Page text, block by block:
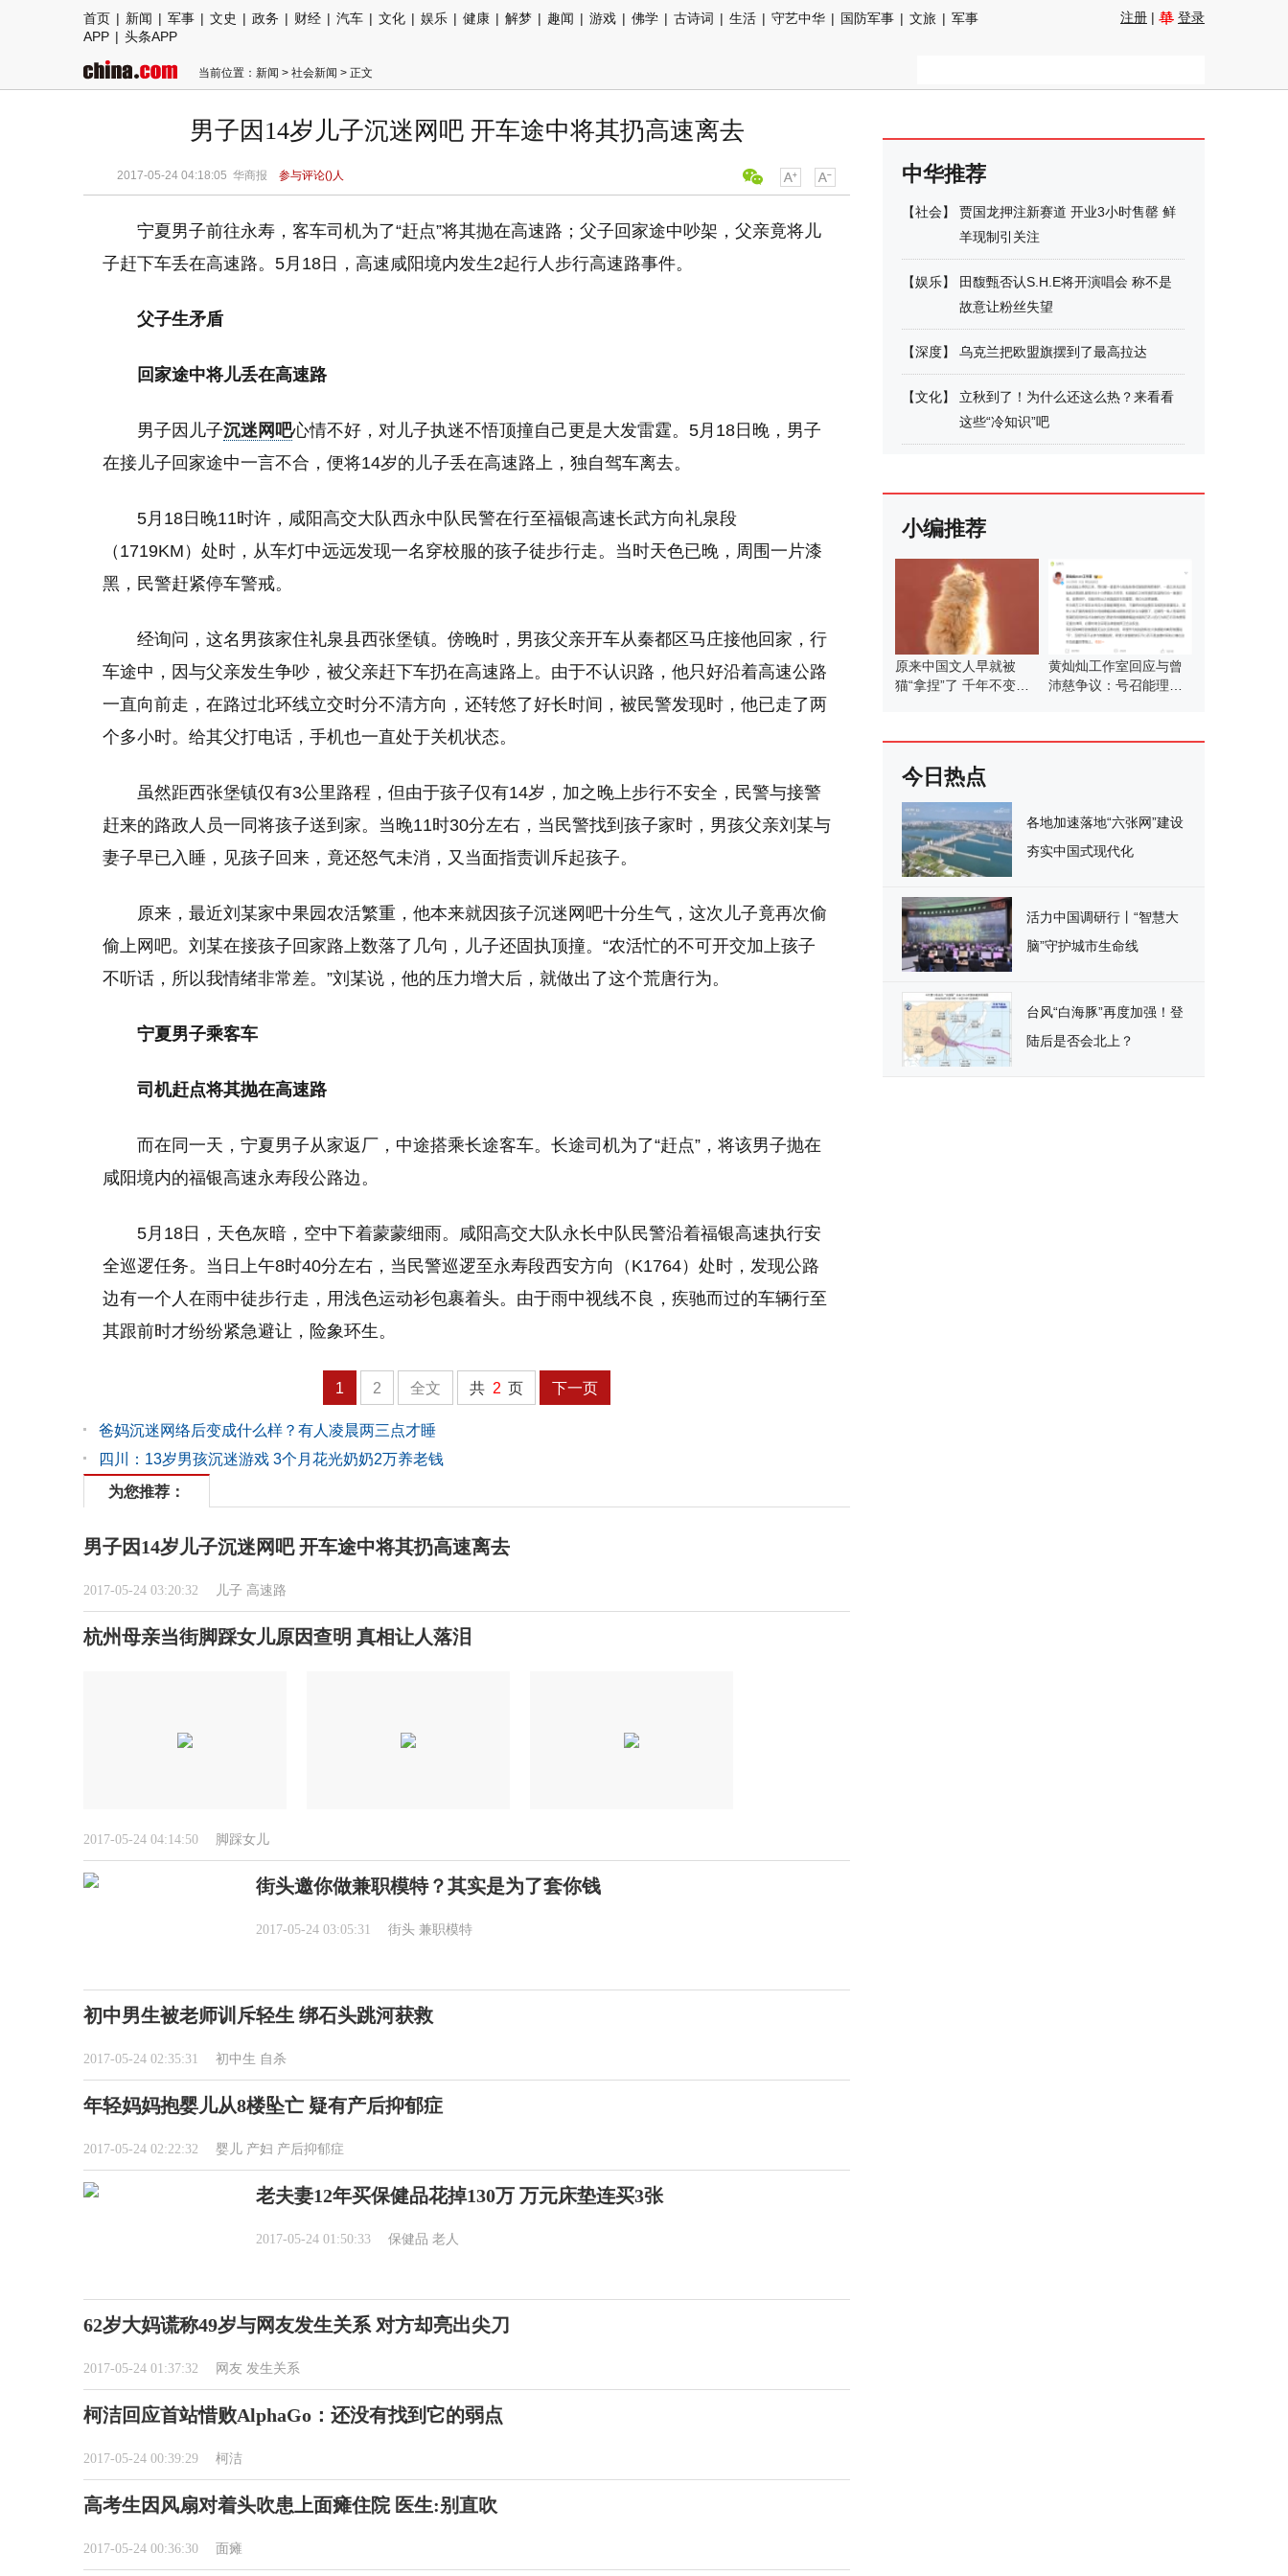
首页 | 新闻 | 军事 | 文史 | 政务 | 财经 | 汽车 | 文化 | 娱乐 | 健康 | 解梦 | 趣闻 | 游戏 | 佛学 | 古诗词 | 生活 | 守艺中华 | 国防军事 | 文旅 | 军事
APP | 头条APP
注册 | 登录
当前位置： 新闻 > 社会新闻 > 正文
男子因14岁儿子沉迷网吧 开车途中将其扔高速离去
2017-05-24 04:18:05 华商报 参与评论()人
宁夏男子前往永寿，客车司机为了“赶点”将其抛在高速路；父子回家途中吵架，父亲竟将儿
子赶下车丢在高速路。5月18日，高速咸阳境内发生2起行人步行高速路事件。
父子生矛盾
回家途中将儿丢在高速路
男子因儿子沉迷网吧心情不好，对儿子执迷不悟顶撞自己更是大发雷霆。5月18日晚，男子
在接儿子回家途中一言不合，便将14岁的儿子丢在高速路上，独自驾车离去。
5月18日晚11时许，咸阳高交大队西永中队民警在行至福银高速长武方向礼泉段
（1719KM）处时，从车灯中远远发现一名穿校服的孩子徒步行走。当时天色已晚，周围一片漆
黑，民警赶紧停车警戒。
经询问，这名男孩家住礼泉县西张堡镇。傍晚时，男孩父亲开车从秦都区马庄接他回家，行
车途中，因与父亲发生争吵，被父亲赶下车扔在高速路上。由于不认识路，他只好沿着高速公路
一直向前走，在路过北环线立交时分不清方向，还转悠了好长时间，被民警发现时，他已走了两
个多小时。给其父打电话，手机也一直处于关机状态。
虽然距西张堡镇仅有3公里路程，但由于孩子仅有14岁，加之晚上步行不安全，民警与接警
赶来的路政人员一同将孩子送到家。当晚11时30分左右，当民警找到孩子家时，男孩父亲刘某与
妻子早已入睡，见孩子回来，竟还怒气未消，又当面指责训斥起孩子。
原来，最近刘某家中果园农活繁重，他本来就因孩子沉迷网吧十分生气，这次儿子竟再次偷
偷上网吧。刘某在接孩子回家路上数落了几句，儿子还固执顶撞。“农活忙的不可开交加上孩子
不听话，所以我情绪非常差。”刘某说，他的压力增大后，就做出了这个荒唐行为。
宁夏男子乘客车
司机赶点将其抛在高速路
而在同一天，宁夏男子从家返厂，中途搭乘长途客车。长途司机为了“赶点”，将该男子抛在
咸阳境内的福银高速永寿段公路边。
5月18日，天色灰暗，空中下着蒙蒙细雨。咸阳高交大队永长中队民警沿着福银高速执行安
全巡逻任务。当日上午8时40分左右，当民警巡逻至永寿段西安方向（K1764）处时，发现公路
边有一个人在雨中徒步行走，用浅色运动衫包裹着头。由于雨中视线不良，疾驰而过的车辆行至
其跟前时才纷纷紧急避让，险象环生。
1 2 全文 共 2 页 下一页
爸妈沉迷网络后变成什么样？有人凌晨两三点才睡
四川：13岁男孩沉迷游戏 3个月花光奶奶2万养老钱
为您推荐：
男子因14岁儿子沉迷网吧 开车途中将其扔高速离去
2017-05-24 03:20:32 儿子 高速路
杭州母亲当街脚踩女儿原因查明 真相让人落泪
2017-05-24 04:14:50 脚踩女儿
街头邀你做兼职模特？其实是为了套你钱
2017-05-24 03:05:31 街头 兼职模特
初中男生被老师训斥轻生 绑石头跳河获救
2017-05-24 02:35:31 初中生 自杀
年轻妈妈抱婴儿从8楼坠亡 疑有产后抑郁症
2017-05-24 02:22:32 婴儿 产妇 产后抑郁症
老夫妻12年买保健品花掉130万 万元床垫连买3张
2017-05-24 01:50:33 保健品 老人
62岁大妈谎称49岁与网友发生关系 对方却亮出尖刀
2017-05-24 01:37:32 网友 发生关系
柯洁回应首站惜败AlphaGo：还没有找到它的弱点
2017-05-24 00:39:29 柯洁
高考生因风扇对着头吹患上面瘫住院 医生:别直吹
2017-05-24 00:36:30 面瘫
中华推荐
【社会】
贾国龙押注新赛道 开业3小时售罄 鲜
羊现制引关注
【娱乐】
田馥甄否认S.H.E将开演唱会 称不是
故意让粉丝失望
【深度】 乌克兰把欧盟旗摆到了最高拉达
【文化】
立秋到了！为什么还这么热？来看看
这些“冷知识”吧
小编推荐
原来中国文人早就被
猫“拿捏”了 千年不变的
黄灿灿工作室回应与曾
沛慈争议：号召能理智
今日热点
各地加速落地“六张网”建设
夯实中国式现代化
活力中国调研行丨“智慧大
脑”守护城市生命线
台风“白海豚”再度加强！登
陆后是否会北上？